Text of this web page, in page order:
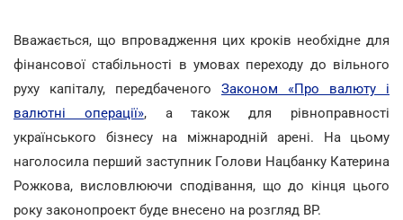
Вважається, що впровадження цих кроків необхідне для
фінансової стабільності в умовах переходу до вільного
руху капіталу, передбаченого Законом «Про валюту і
валютні операції», а також для рівноправності
українського бізнесу на міжнародній арені. На цьому
наголосила перший заступник Голови Нацбанку Катерина
Рожкова, висловлюючи сподівання, що до кінця цього
року законопроект буде внесено на розгляд ВР.